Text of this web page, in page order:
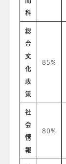
科
総
合
文
化
政
策
85%
社
会
情
報
80%